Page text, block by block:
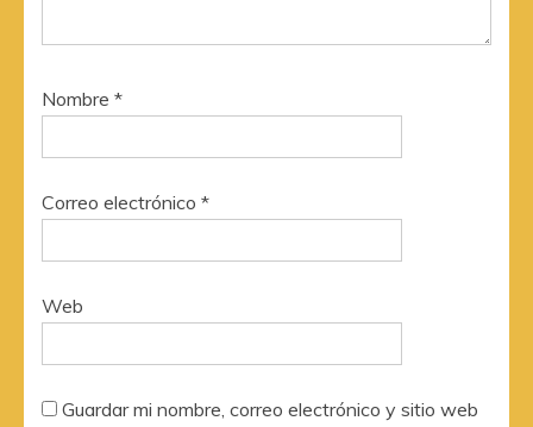
Nombre *
Correo electrónico *
Web
Guardar mi nombre, correo electrónico y sitio web